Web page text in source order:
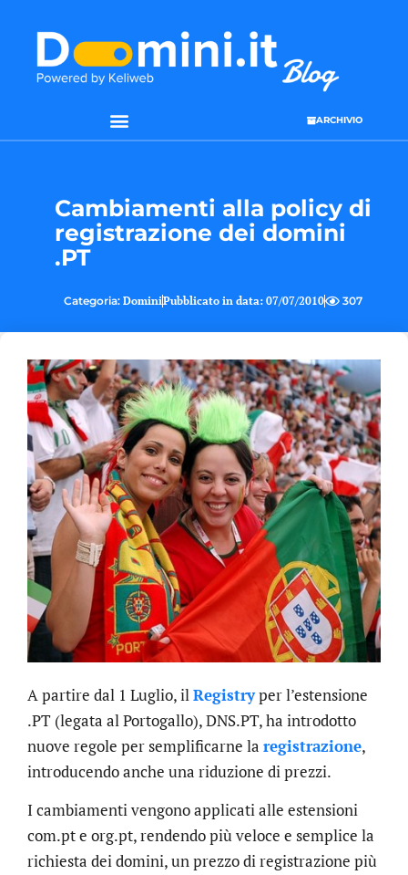
ARCHIVIO
Cambiamenti alla policy di
registrazione dei domini
.PT
Categoria: DominiPubblicato in data: 07/07/2010 307
A partire dal 1 Luglio, ilRegistryper l’estensione
.PT (legata al Portogallo), DNS.PT, ha introdotto
nuove regole per semplificarne la registrazione,
introducendo anche una riduzione di prezzi.
I cambiamenti vengono applicati alle estensioni
com.pt e org.pt, rendendo più veloce e semplice la
richiesta dei domini, un prezzo di registrazione più